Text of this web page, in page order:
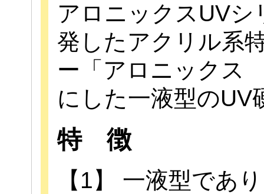
アロニックスUVシ
発したアクリル系
ー「アロニックス
にした一液型のUV
特 徴
【1】 一液型であ